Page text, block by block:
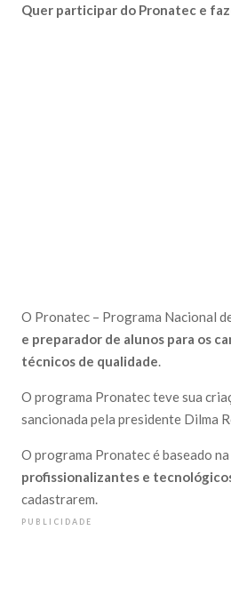
Quer participar do Pronatec e
O Pronatec – Programa Nacional
e preparador de alunos para os
técnicos de qualidade.
O programa Pronatec teve sua
sancionada pela presidente Dilma
O programa Pronatec é baseado
profissionalizantes e
cadastrarem.
PUBLICIDADE